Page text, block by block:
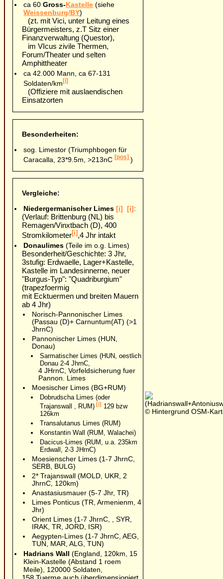
ca 60Gross-Kastelle (siehe
Weissenburg/BY)
(zt. mit Vici, unter Leitung eines
Bürgermeisters, z.T Sitz einer
Finanzverwaltung (Questor),
im VIcus zivile Thermen,
Forum/Theater und selten
Amphittheater
ca 42.000 Mann, ca 67-131
Soldaten/km[i]
(Offiziere mit auslaendischen
Einsatzorten
Besonderheiten:
sog. Limestor (Triumphbogen für
Caracalla, 23*9.5m, >213nC[pos])
Vergleiche:
Niedergermanischer Limes [i] [i]:
(Verlauf: Brittenburg (NL) bis
Remagen/Vinxtbach (D), 400
Stromkilometer[i] ,4 Jhr intakt
Donaulimes (Teile im o.g. Limes)
Besonderheit/Geschichte: 3 Jhr,
3stufig: Erdwaelle, Lager+Kastelle,
Kastelle im Landesinnerne, neuer
"Burgus-Typ": "Quadriburgium"
(trapezfoermig
mit Ecktuermen und breiten Mauern
ab 4 Jhr)
Norisch-Pannonischer Limes
(Passau (D)+ Carnuntum(AT) (>1
JhrnC)
Pannonischer Limes (HUN,
Donau)
Sarmatischer Limes (HUN, oestlich
Donau 2-4 JhrnC,
4 JHrnC, Vorfeldsicherung fuer
Pannon. Limes
Moesischer Limes (BG+RUM)
© Hintergrund OSM-
Dobrudscha Limes (oder
Trajanswall , RUM) [i] 129 bzw
126km
Transalutanus Limes (RUM)
Konstantin Wall (RUM, Walachei)
Dacicus-Limes (RUM, u.a. 235km
Erdwall, 2-3 JHrnC)
Moesienscher Limes (1-7 JhrnC,
SERB, BULG)
2* Trajanswall (MOLD, UKR, 2
JhrnC, 120km)
Anastasiusmauer (5-7 Jhr, TR)
Limes Ponticus (TR, Armenienm, 4
Jhr)
Orient Limes (1-7 JhrnC, , SYR,
IRAK, TR, JORD, ISR)
Aegypten-Limes (1-7 JhrnC, AEG,
TUN, MAR, ALG, TUN)
Hadrians Wall (England, 120km, 15
Klein-Kastelle (Abstand 1 roem
Meile), 120000 Soldaten,